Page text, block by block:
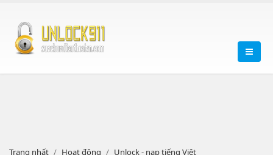
Trang nhất Hoạt động Unlock - nạp tiếng Việt